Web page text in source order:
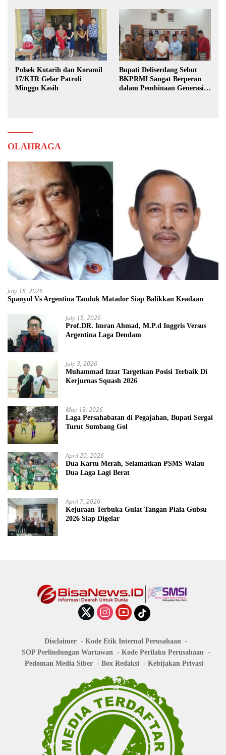
Polsek Kotarih dan Koramil
17/KTR Gelar Patroli
Minggu Kasih
Bupati Deliserdang Sebut
BKPRMI Sangat Berperan
dalam Pembinaan Generasi
OLAHRAGA
July 18, 2026
Spanyol Vs Argentina Tanduk Matador Siap Balikkan Keadaan
July 15, 2026
Prof.DR. Imran Ahmad, M.P.d Inggris Versus
Argentina Laga Dendam
July 3, 2026
Muhammad Izzat Targetkan Posisi Terbaik Di
Kerjurnas Squash 2026
May 13, 2026
Laga Persahabatan di Pegajahan, Bupati Sergai
Turut Sumbang Gol
April 20, 2026
Dua Kartu Merah, Selamatkan PSMS Walau
Dua Laga Lagi Berat
April 7, 2026
Kejuraan Terbuka Gulat Tangan Piala Gubsu
2026 Siap Digelar
Disclaimer
Kode Etik Internal Perusahaan
SOP Perlindungan Wartawan
Kode Perilaku Perusahaan
Pedoman Media Siber
Box Redaksi Kebijakan Privasi